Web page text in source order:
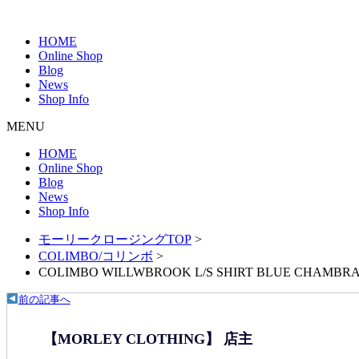
HOME
Online Shop
Blog
News
Shop Info
MENU
HOME
Online Shop
Blog
News
Shop Info
モーリークロージングTOP >
COLIMBO/コリンボ >
COLIMBO WILLWBROOK L/S SHIRT BLUE
前の記事へ
【MORLEY CLOTHING】 店主